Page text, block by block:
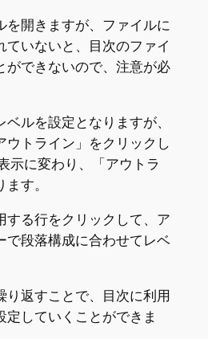
を開きますが、ファイルに
ていないと、目次のファイ
ができないので、注意が必
ルを設定となりますが、
ウトライン」をクリックし
示に変わり、「アウトラ
す。
する行をクリックして、ア
で段落構成に合わせてレベ
り返すことで、目次に利用
定していくことができま